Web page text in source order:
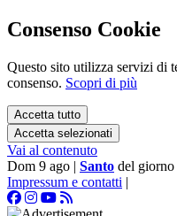
Consenso Cookie
Questo sito utilizza servizi di
consenso. Scopri di più
Accetta tutto
Accetta selezionati
Vai al contenuto
Dom 9 ago | Santo del giorno
Impressum e contatti |